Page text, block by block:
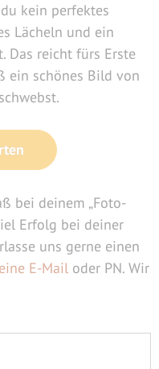
kein perfektes
Lächeln und ein
Das reicht fürs Erste
ein schönes Bild von
bei deinem „Foto-
Erfolg bei deiner
uns gerne einen
E-Mail oder PN. Wir